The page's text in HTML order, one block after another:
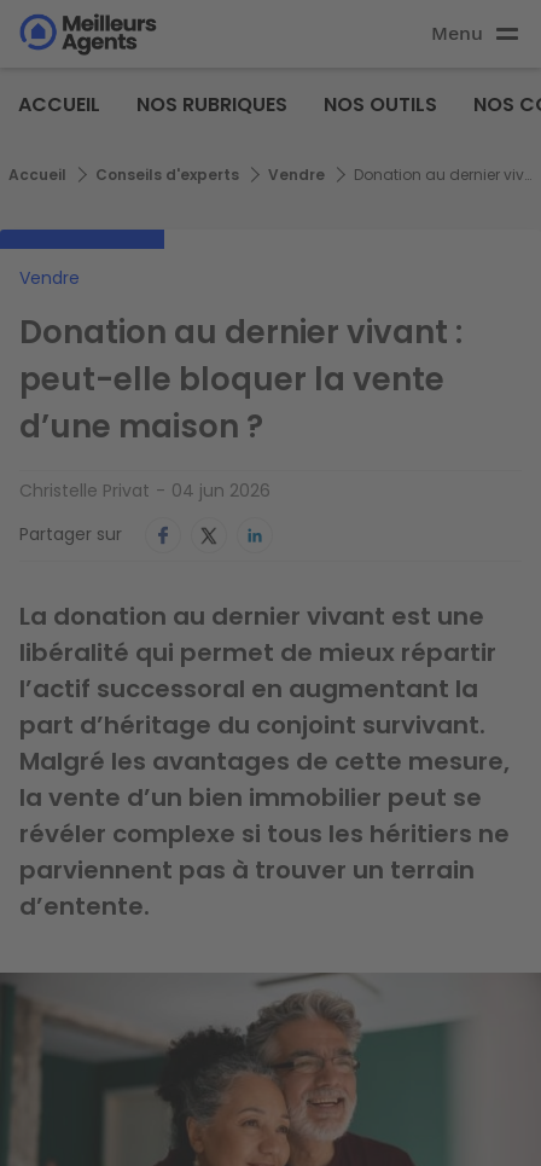
Aller
au
principal
Aller au
principal
Menu
Agents
ACCUEIL NOS RUBRIQUES NOS OUTILS NOS
Fil d'Ariane
Accueil Conseils d'experts Vendre Donation au dernier vivant : peut-elle bloquer la vente d’une maison ?
Vendre
Donation au dernier vivant :
peut-elle bloquer la vente
d’une maison ?
Christelle Privat
04 jun 2026
Partager sur
La donation au dernier vivant est une
libéralité qui permet de mieux répartir
l’actif successoral en augmentant la
part d’héritage du conjoint survivant.
Malgré les avantages de cette mesure,
la vente d’un bien immobilier peut se
révéler complexe si tous les héritiers ne
parviennent pas à trouver un terrain
d’entente.
Image